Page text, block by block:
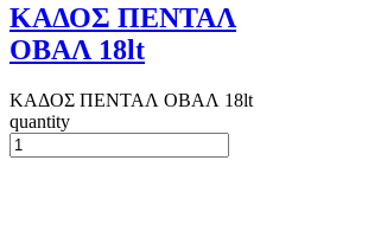
ΚΑΔΟΣ ΠΕΝΤΑΛ
ΟΒΑΛ 18lt
ΚΑΔΟΣ ΠΕΝΤΑΛ ΟΒΑΛ 18lt
quantity